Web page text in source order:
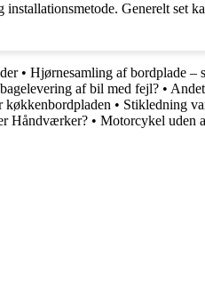
Generelt set
• Hjørnesamling af bordplade –
af bil med fejl? •
køkkenbordpladen • Stikledning
Håndværker? • Motorcykel uden